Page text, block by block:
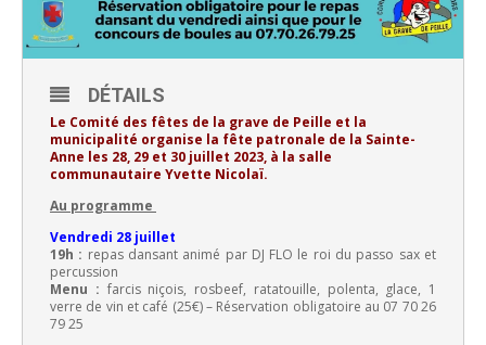
DÉTAILS
Le Comité des fêtes de la grave de Peille et la
municipalité organise la fête patronale de la Sainte-
Anne les 28, 29 et 30 juillet 2023, à la salle
communautaire Yvette Nicolaï.
Au programme
Vendredi 28 juillet
19h : repas dansant animé par DJ FLO le roi du passo sax et
percussion
Menu : farcis niçois, rosbeef, ratatouille, polenta, glace, 1
verre de vin et café (25€) – Réservation obligatoire au 07 70 26
79 25